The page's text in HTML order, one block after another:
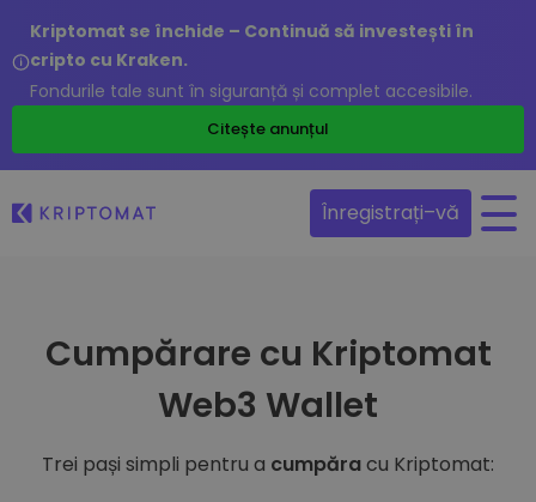
Kriptomat se închide – Continuă să investești în
cripto cu Kraken.
Fondurile tale sunt în siguranță și complet accesibile.
Citește anunțul
Înregistrați–vă
Cumpărare cu Kriptomat
Web3 Wallet
Trei pași simpli pentru a cumpăracu Kriptomat: